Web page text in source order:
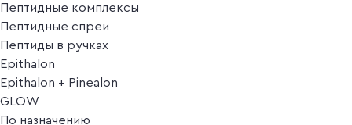
Пептидные комплексы
Пептидные спреи
Пептиды в ручках
Epithalon
Epithalon + Pinealon
GLOW
По назначению